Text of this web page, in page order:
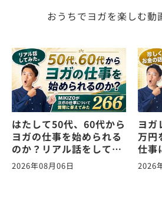
おうちでヨガを楽しむ動
はたして50代、60代から
ヨガの仕事を始められる
のか？リアル話をしてみ
た。ヨガの仕事に関する
質問に答えます！
2026年08月06日
ヨガ
万円
仕事
ます
2026